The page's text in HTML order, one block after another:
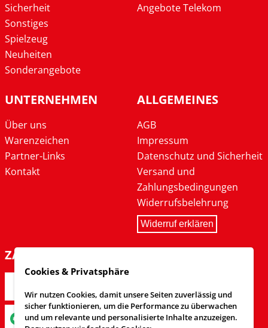
Sicherheit
Sonstiges
Spielzeug
Neuheiten
Sonderangebote
Angebote Telekom
UNTERNEHMEN
Über uns
Warenzeichen
Partner-Links
Kontakt
ALLGEMEINES
AGB
Impressum
Datenschutz und Sicherheit
Versand und
Zahlungsbedingungen
Widerrufsbelehrung
Widerruf erklären
ZAHLARTEN
Cookies & Privatsphäre
Wir nutzen Cookies, damit unsere Seiten zuverlässig und
sicher funktionieren, um die Performance zu überwachen
und um relevante und personalisierte Inhalte anzuzeigen.